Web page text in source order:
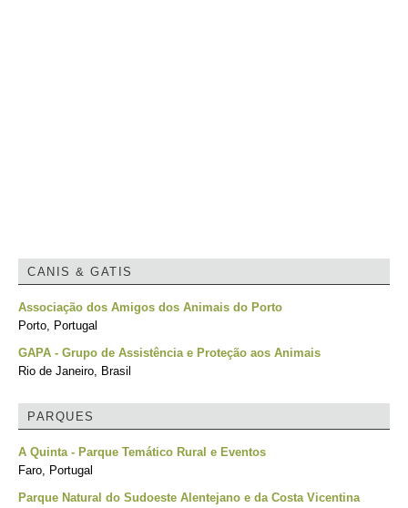
CANIS & GATIS
Associação dos Amigos dos Animais do Porto
Porto, Portugal
GAPA - Grupo de Assistência e Proteção aos Animais
Rio de Janeiro, Brasil
PARQUES
A Quinta - Parque Temático Rural e Eventos
Faro, Portugal
Parque Natural do Sudoeste Alentejano e da Costa Vicentina